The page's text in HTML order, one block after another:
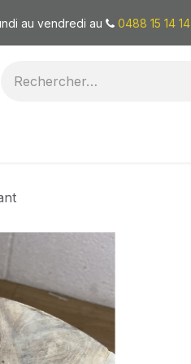
au vendredi au 0488 15 14 14